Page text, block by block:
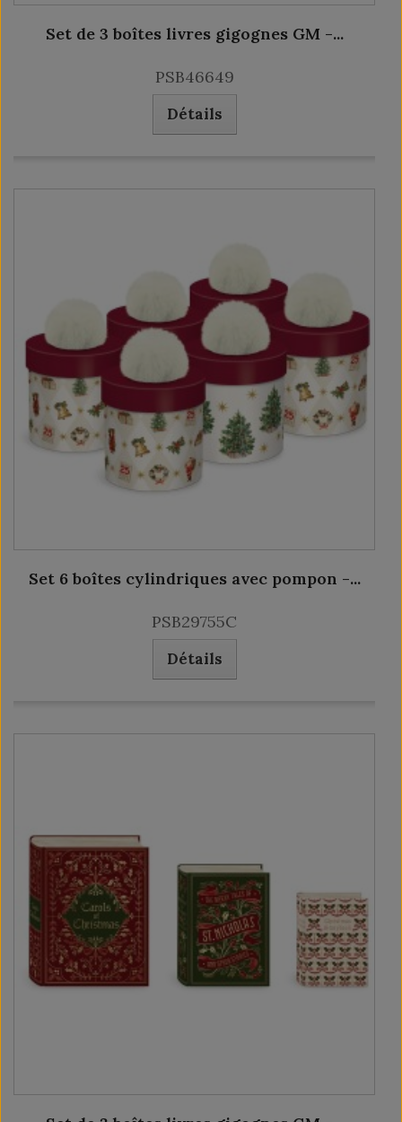
Set de 3 boîtes livres gigognes GM -...
PSB46649
Détails
Set 6 boîtes cylindriques avec pompon -...
PSB29755C
Détails